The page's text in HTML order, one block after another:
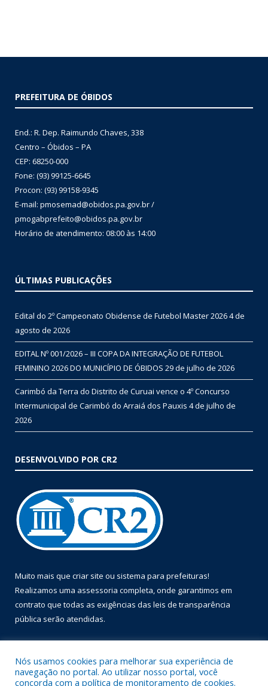
PREFEITURA DE ÓBIDOS
End.: R. Dep. Raimundo Chaves, 338
Centro – Óbidos – PA
CEP: 68250-000
Fone: (93) 99125-6645
Procon: (93) 99158-9345
E-mail: pmosemad@obidos.pa.gov.br /
pmogabprefeito@obidos.pa.gov.br
Horário de atendimento: 08:00 às 14:00
ÚLTIMAS PUBLICAÇÕES
Edital do 2º Campeonato Obidense de Futebol Master 20264 de
agosto de 2026
EDITAL Nº 001/2026 – III COPA DA INTEGRAÇÃO DE FUTEBOL
FEMININO 2026 DO MUNICÍPIO DE ÓBIDOS 29 de julho de 2026
Carimbó da Terra do Distrito de Curuai vence o 4º Concurso
Intermunicipal de Carimbó do Arraiá dos Pauxis 4 de julho de
2026
DESENVOLVIDO POR CR2
Muito mais que criar site ou sistema para prefeituras!
Realizamos uma assessoria completa, onde garantimos em
contrato que todas as exigências das leis de transparência
pública serão atendidas.
Nós usamos cookies para melhorar sua experiência de
navegação no portal. Ao utilizar nosso portal, você
concorda com a política de monitoramento de cookies.